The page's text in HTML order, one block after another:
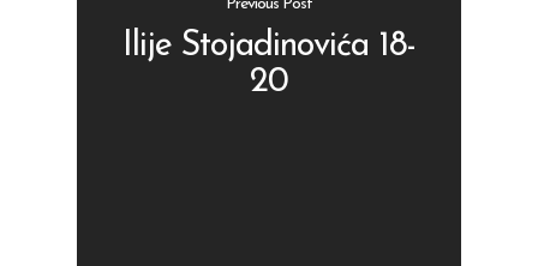
Previous Post
Ilije Stojadinovića 18-
20